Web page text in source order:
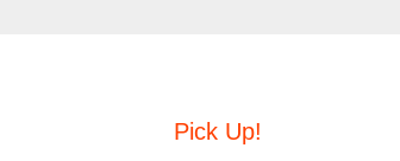
Pick Up!